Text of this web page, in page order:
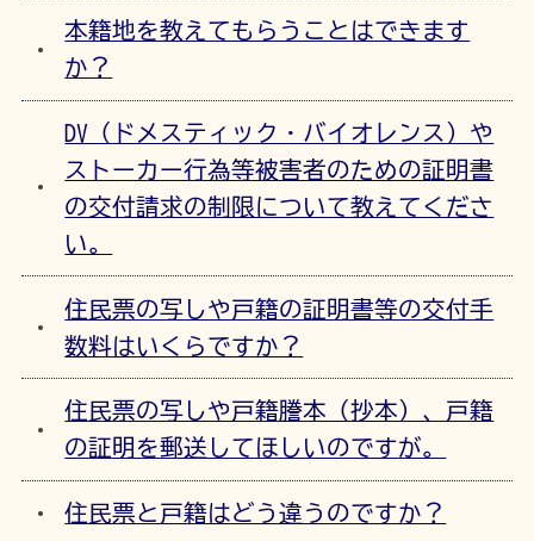
本籍地を教えてもらうことはできます
か？
DV（ドメスティック・バイオレンス）や
ストーカー行為等被害者のための証明書
の交付請求の制限について教えてくださ
い。
住民票の写しや戸籍の証明書等の交付手
数料はいくらですか？
住民票の写しや戸籍謄本（抄本）、戸籍
の証明を郵送してほしいのですが。
住民票と戸籍はどう違うのですか？